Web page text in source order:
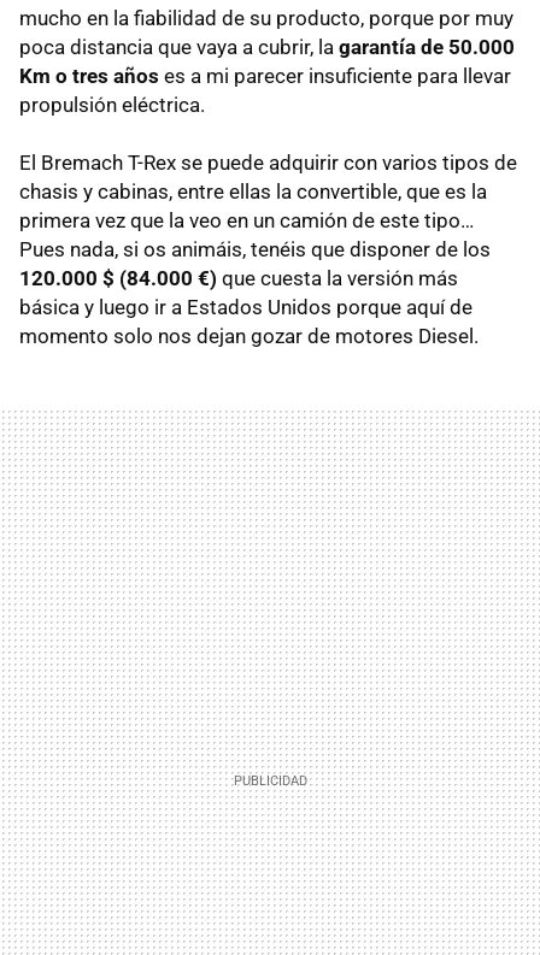
mucho en la fiabilidad de su producto, porque por muy
poca distancia que vaya a cubrir, la garantía de 50.000
Km o tres años es a mi parecer insuficiente para llevar
propulsión eléctrica.
El Bremach T-Rex se puede adquirir con varios tipos de
chasis y cabinas, entre ellas la convertible, que es la
primera vez que la veo en un camión de este tipo…
Pues nada, si os animáis, tenéis que disponer de los
120.000 $ (84.000 €) que cuesta la versión más
básica y luego ir a Estados Unidos porque aquí de
momento solo nos dejan gozar de motores Diesel.